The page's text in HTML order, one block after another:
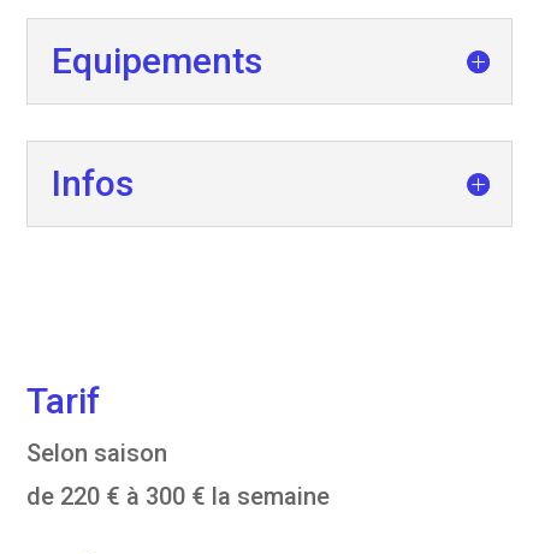
Equipements
Infos
Tarif
Selon saison
de 220 € à 300 € la semaine